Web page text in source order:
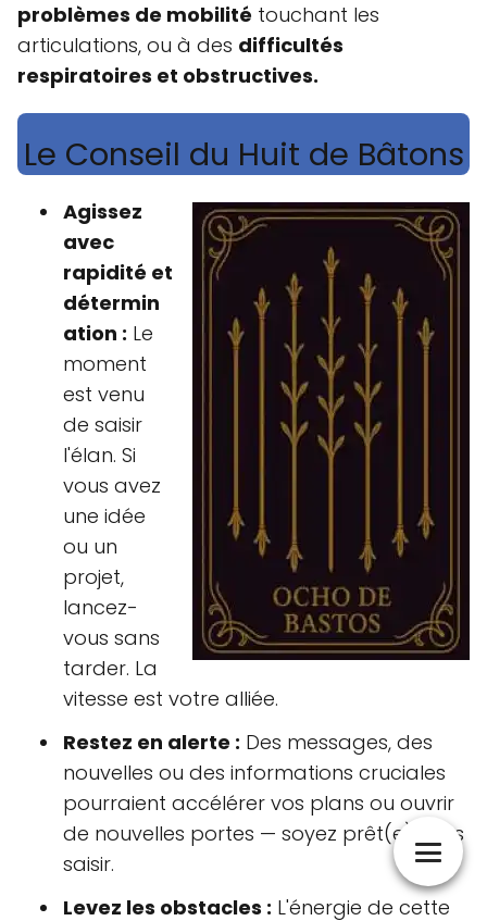
problèmes de mobilité touchant les
articulations, ou à des difficultés
respiratoires et obstructives.
Le Conseil du Huit de Bâtons
Agissez
avec
rapidité et
détermin
ation : Le
moment
est venu
de saisir
l'élan. Si
vous avez
une idée
ou un
projet,
lancez-
vous sans
tarder. La
vitesse est votre alliée.
Restez en alerte : Des messages, des
nouvelles ou des informations cruciales
pourraient accélérer vos plans ou ouvrir
de nouvelles portes — soyez prêt(e) à les
saisir.
Levez les obstacles : L'énergie de cette